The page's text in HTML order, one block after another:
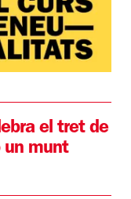
el tret de
un munt